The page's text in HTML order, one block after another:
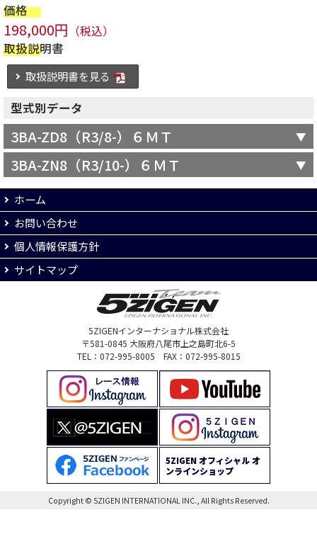
価格
198,000円 （税込）
取扱説明書
取扱説明書を見る
型式別データ
3BA-ZD8（R3/8-）６ＭＴ
3BA-ZN8（R3/10-）６ＭＴ
ホーム
お問い合わせ
個人情報保護方針
サイトマップ
5ZIGENインターナショナル株式会社
〒581-0845 大阪府八尾市上之島町北6-5
TEL：072-995-8005 FAX：072-995-8015
5ZIGEN オフィシャル オ
ンラインショップ
Copyright © 5ZIGEN INTERNATIONAL INC., All Rights Reserved.